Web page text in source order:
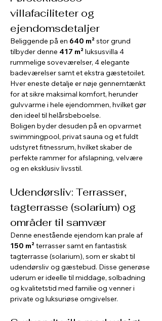
villafaciliteter og
ejendomsdetaljer
Beliggende på en 640 m² stor grund
tilbyder denne 417 m² luksusvilla 4
rummelige soveværelser, 4 elegante
badeværelser samt et ekstra gæstetoilet.
Hver eneste detalje er nøje gennemtænkt
for at sikre maksimal komfort, herunder
gulvvarme i hele ejendommen, hvilket gør
den ideel til helårsbeboelse.
Boligen byder desuden på en opvarmet
swimmingpool, privat sauna og et fuldt
udstyret fitnessrum, hvilket skaber de
perfekte rammer for afslapning, velvære
og en eksklusiv livsstil.
Udendørsliv: Terrasser,
tagterrasse (solarium) og
områder til samvær
Denne enestående ejendom kan prale af
150 m² terrasser samt en fantastisk
tagterrasse (solarium), som er skabt til
udendørsliv og gæstebud. Disse generøse
uderum er ideelle til middage, solbadning
og kvalitetstid med familie og venner i
private og luksuriøse omgivelser.